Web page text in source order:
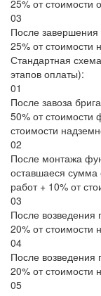
25% от стоимости
03
После
25% от стоимости
Стандартная
этапов оплаты):
01
После завоза
50% от стоимости
стоимости
02
После монтажа
оставшаеся
работ + 10% от
03
После возведения
20% от стоимости
04
После возведения
20% от стоимости
05